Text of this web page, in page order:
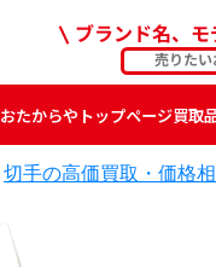
ブランド名、
おたからや トップページ買取
切手の高価買取・価格